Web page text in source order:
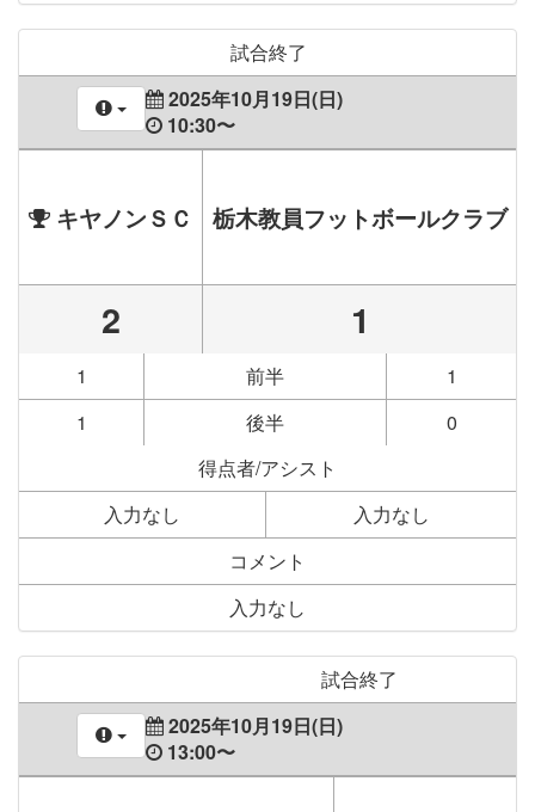
試合終了
2025年10月19日(日)
10:30〜
キヤノンＳＣ 栃木教員フットボールクラブ
2 1
1 前半
1
1
後半
0
得点者/アシスト
入力なし
入力なし
コメント
入力なし
試合終了
2025年10月19日(日)
13:00〜